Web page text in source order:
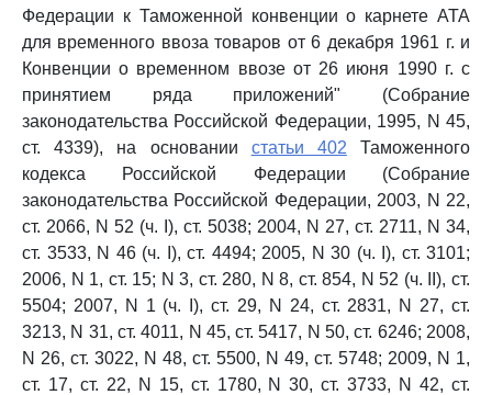
Федерации к Таможенной конвенции о карнете АТА
для временного ввоза товаров от 6 декабря 1961 г. и
Конвенции о временном ввозе от 26 июня 1990 г. с
принятием ряда приложений" (Собрание
законодательства Российской Федерации, 1995, N 45,
ст. 4339), на основании статьи 402 Таможенного
кодекса Российской Федерации (Собрание
законодательства Российской Федерации, 2003, N 22,
ст. 2066, N 52 (ч. I), ст. 5038; 2004, N 27, ст. 2711, N 34,
ст. 3533, N 46 (ч. I), ст. 4494; 2005, N 30 (ч. I), ст. 3101;
2006, N 1, ст. 15; N 3, ст. 280, N 8, ст. 854, N 52 (ч. II), ст.
5504; 2007, N 1 (ч. I), ст. 29, N 24, ст. 2831, N 27, ст.
3213, N 31, ст. 4011, N 45, ст. 5417, N 50, ст. 6246; 2008,
N 26, ст. 3022, N 48, ст. 5500, N 49, ст. 5748; 2009, N 1,
ст. 17, ст. 22, N 15, ст. 1780, N 30, ст. 3733, N 42, ст.